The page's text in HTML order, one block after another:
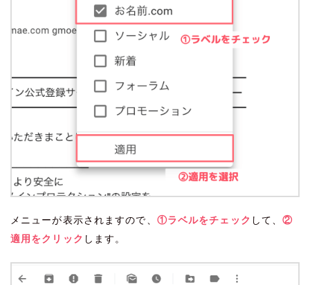
メニューが表示されますので、 ①ラベルをチェック して、②
適用をクリック します。